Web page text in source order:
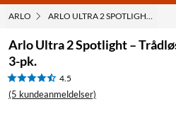
ARLO ARLO ULTRA 2 SPOTLIGHT –
Arlo Ultra 2 Spotlight –
3-pk.
4.5
(5 kundeanmeldelser)